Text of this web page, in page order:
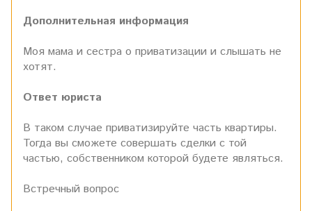
Дополнительная информация
Моя мама и сестра о приватизации и слышать не
хотят.
Ответ юриста
В таком случае приватизируйте часть квартиры.
Тогда вы сможете совершать сделки с той
частью, собственником которой будете являться.
Встречный вопрос